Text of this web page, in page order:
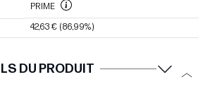
PRIME
42,63 € (86,99%)
DU PRODUIT